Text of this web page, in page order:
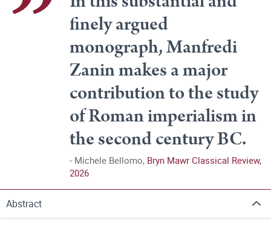
finely argued
monograph, Manfredi
Zanin makes a major
contribution to the study
of Roman imperialism in
the second century BC.
Michele Bellomo, Bryn Mawr Classical Review,
2026
Abstract